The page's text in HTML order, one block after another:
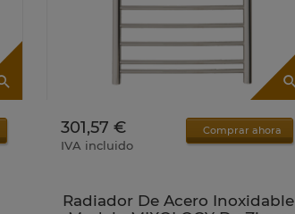
301,57 €
IVA incluido
Comprar ahora
Radiador De Acero Inoxidable